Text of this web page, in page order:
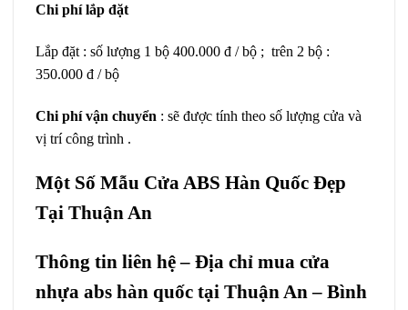
Chi phí lắp đặt
Lắp đặt : số lượng 1 bộ 400.000 đ / bộ ; trên 2 bộ :
350.000 đ / bộ
Chi phí vận chuyển : sẽ được tính theo số lượng cửa và
vị trí công trình .
Một Số Mẫu Cửa ABS Hàn Quốc Đẹp
Tại Thuận An
Thông tin liên hệ – Địa chỉ mua cửa
nhựa abs hàn quốc tại Thuận An – Bình